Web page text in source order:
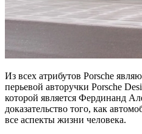
Из всех атрибутов Porsche
перьевой авторучки Porsche
которой является Фердинанд
доказательство того, как
все аспекты жизни человека.